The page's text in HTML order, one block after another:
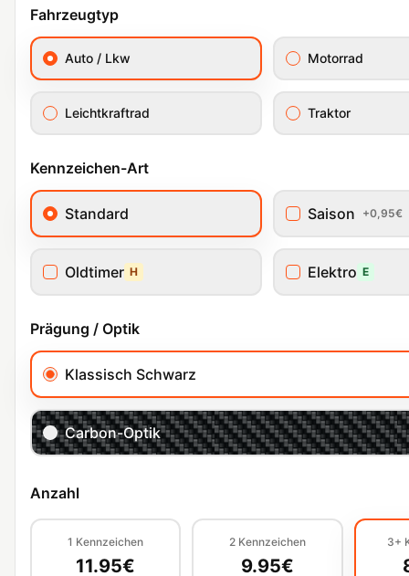
Fahrzeugtyp
Auto / Lkw Motorrad
Leichtkraftrad Traktor
Kennzeichen-Art
Standard Saison +0,95€
Oldtimer H Elektro E
Prägung / Optik
Klassisch Schwarz
Carbon-Optik
Anzahl
1 Kennzeichen
11.95€
2 Kennzeichen
9.95€
3+